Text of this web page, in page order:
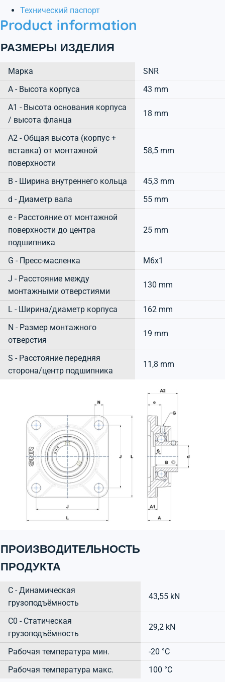
Технический паспорт
Product information
РАЗМЕРЫ ИЗДЕЛИЯ
Марка
SNR
А - Высота корпуса
43 mm
A1 - Высота основания корпуса
/ высота фланца
18 mm
A2 - Общая высота (корпус +
вставка) от монтажной
поверхности
58,5 mm
B - Ширина внутреннего кольца
45,3 mm
d - Диаметр вала
55 mm
e - Расстояние от монтажной
поверхности до центра
подшипника
25 mm
G - Пресс-масленка
M6x1
J - Расстояние между
монтажными отверстиями
130 mm
L - Ширина/диаметр корпуса
162 mm
N - Размер монтажного
отверстия
19 mm
S - Расстояние передняя
сторона/центр подшипника
11,8 mm
ПРОИЗВОДИТЕЛЬНОСТЬ
ПРОДУКТА
C - Динамическая
грузоподъёмность
43,55 kN
C0 - Статическая
грузоподъёмность
29,2 kN
Рабочая температура мин.
-20 °C
Рабочая температура макс.
100 °C